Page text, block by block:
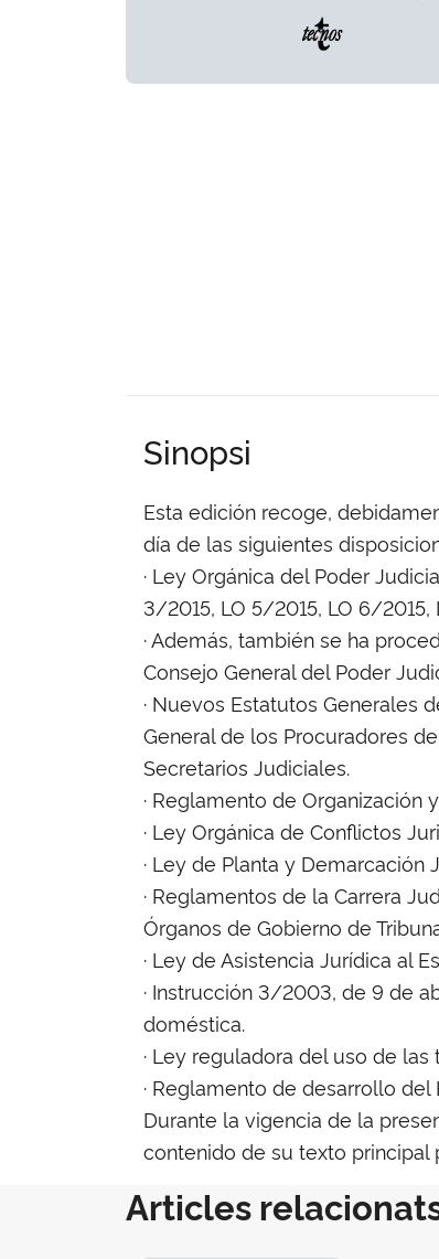
Sinopsi
Esta edición recoge,
día de las siguientes
· Ley Orgánica del Poder
3/2015, LO 5/2015, LO 6/2015,
· Además, también se ha
Consejo General del Poder
· Nuevos Estatutos Generales
General de los Procuradores
Secretarios Judiciales.
· Reglamento de Organización
· Ley Orgánica de Conflictos
· Ley de Planta y Demarcación
· Reglamentos de la Carrera
Órganos de Gobierno de
· Ley de Asistencia Jurídica al
· Instrucción 3/2003, de 9 de
doméstica.
· Ley reguladora del uso de
· Reglamento de desarrollo
Durante la vigencia de la
contenido de su texto principal
Articles